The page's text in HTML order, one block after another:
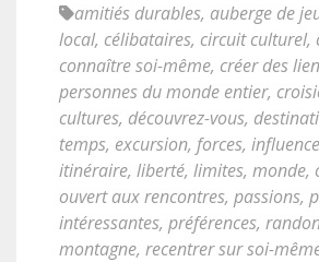
amitiés durables, auberge de
local, célibataires, circuit culturel,
connaître soi-même, créer des
personnes du monde entier,
cultures, découvrez-vous,
temps, excursion, forces,
itinéraire, liberté, limites, monde,
ouvert aux rencontres, passions,
intéressantes, préférences,
montagne, recentrer sur soi-